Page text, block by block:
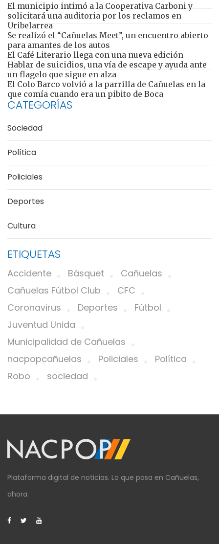
El municipio intimó a la Cooperativa Carboni y
solicitará una auditoria por los reclamos en
Uribelarrea
Se realizó el “Cañuelas Meet”, un encuentro abierto
para amantes de los autos
El Café Literario llega con una nueva edición
Hablar de suicidios, una vía de escape y ayuda ante
un flagelo que sigue en alza
El Colo Barco volvió a la parrilla de Cañuelas en la
que comía cuando era un pibito de Boca
CATEGORÍAS
Sociedad
Política
Policiales
Deportes
Cultura
ETIQUETAS
Accidente Básquet
Cañuelas
Cañuelas Fútbol Club
CFC
Coronavirus
Deportes
Fútbol
Juventud Unida
Municipalidad de Cañuelas
nacpopcañuelas
Policiales
Política
Robo
sociedad
Plataforma digital de noticias. Lo que pasa en Cañuelas,
ahora.